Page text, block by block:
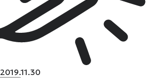
2019.11.30